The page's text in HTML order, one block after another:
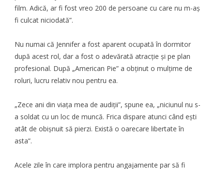
film. Adică, ar fi fost vreo 200 de persoane cu care nu m-aș
fi culcat niciodată”.
Nu numai că Jennifer a fost aparent ocupată în dormitor
după acest rol, dar a fost o adevărată atracție și pe plan
profesional. După „American Pie” a obținut o mulțime de
roluri, lucru relativ nou pentru ea.
„Zece ani din viața mea de audiții”, spune ea, „niciunul nu s-
a soldat cu un loc de muncă. Frica dispare atunci când ești
atât de obișnuit să pierzi. Există o oarecare libertate în
asta”.
Acele zile în care implora pentru angajamente par să fi